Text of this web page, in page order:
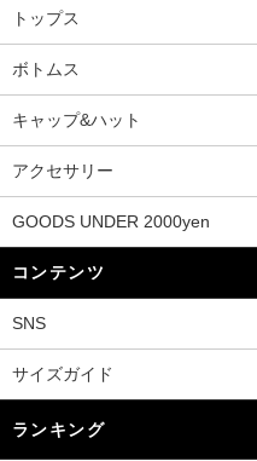
トップス
ボトムス
キャップ&ハット
アクセサリー
GOODS UNDER 2000yen
コンテンツ
SNS
サイズガイド
ランキング